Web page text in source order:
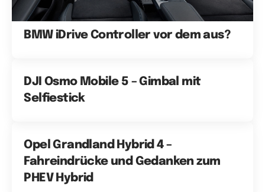
BMW iDrive Controller vor dem aus?
DJI Osmo Mobile 5 – Gimbal mit
Selfiestick
Opel Grandland Hybrid 4 –
Fahreindrücke und Gedanken zum
PHEV Hybrid